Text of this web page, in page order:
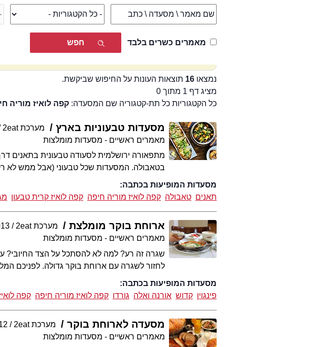
מאמרים כשרים בלבד
נמצאו 16 תוצאות העונות על החיפוש שביקשת.
מציג דף 1 מתוך 0
כל הקטגוריות כל תת-קטגוריה שם המסעדה: קפה לואיז מוריה
מסעדות טבעוניות בארץ מערכת 2eat
מאמרים ראשיים - מסעדות מומלצות
מתפאורה ירושלמית לסעודה טבעונית בתאנים
בטאבולה. המסעדות שכל טבעוני (אבל ממש לא
מסעדות המופיעות בכתבה:
תאנים טאבולה קפה לואיז מוריה חיפה קפה לואיז קרית טבעון
ארוחת בוקר מומלצת מערכת 2eat
מאמרים ראשיים - מסעדות מומלצות
שגרה זה רע? למה לא להסתכל על הצד החיובי?
לחזור לשגרה עם ארוחת בוקר גדולה. לפניכם
מסעדות המופיעות בכתבה:
פינגוין קדוש אורנה ואלה גורדו קפה לואיז מוריה חיפה קפה
מסעדה לארוחת בוקר מערכת 2eat
מאמרים ראשיים - מסעדות מומלצות